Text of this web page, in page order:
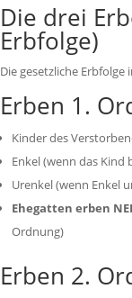
Die drei
Erbfolge)
Die gesetzliche
Erben 1.
Kinder des
Enkel (wenn das
Urenkel (wenn Enkel
Ehegatten erben
Ordnung)
Erben 2.